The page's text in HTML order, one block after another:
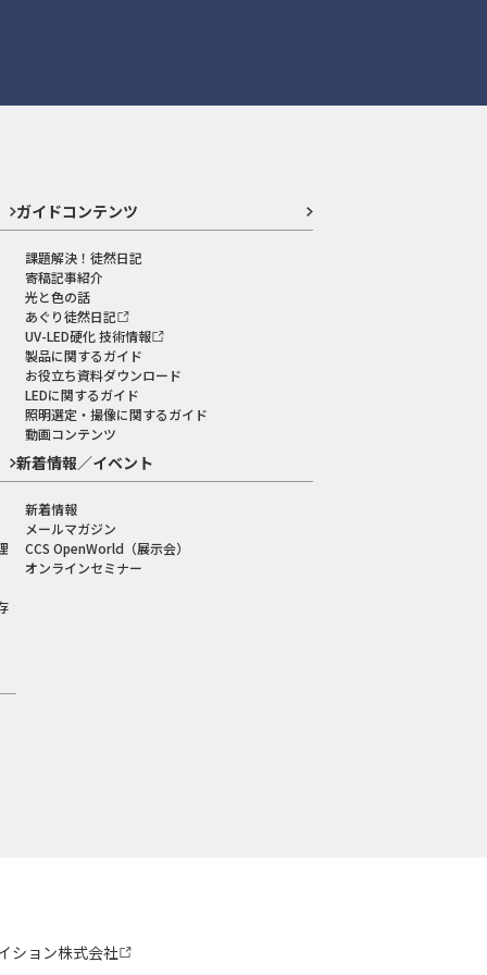
ガイドコンテンツ
課題解決！徒然日記
寄稿記事紹介
光と色の話
あぐり徒然日記
UV-LED硬化 技術情報
製品に関するガイド
お役立ち資料ダウンロード
LEDに関するガイド
照明選定・撮像に関するガイド
動画コンテンツ
新着情報／イベント
新着情報
メールマガジン
CCS OpenWorld（展示会）
オンラインセミナー
ション株式会社